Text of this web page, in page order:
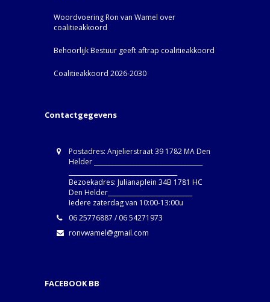
Woordvoering Ron van Wamel over
coalitieakkoord
Behoorlijk Bestuur geeft aftrap coalitieakkoord
Coalitieakkoord 2026-2030
Contactgegevens
Postadres: Anjelierstraat 39 1782 MA Den
Helder ____________________________________
Bezoekadres: Julianaplein 34B 1781 HC
Den Helder____________________________
Iedere zaterdag van 10:00-13:00u
06 25776887 / 06 54271973
ronvwamel@gmail.com
FACEBOOK BB